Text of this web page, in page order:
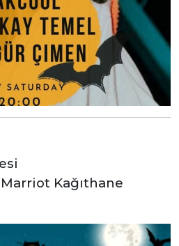
Kağıthane